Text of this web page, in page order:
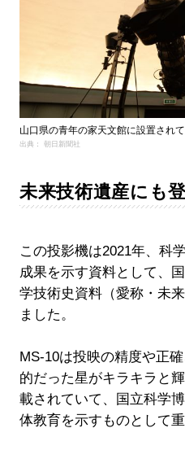
山口県の青年の家天文館に設置され
出典： 朝日新聞社
未来技術遺産にも
この投影機は2021年、科
成果を示す資料として、
学技術史資料（愛称・未
ました。
MS-10は投映の精度や正
的だった星がキラキラと
載されていて、国立科学
体教育を示すものとして